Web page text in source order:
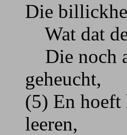
Die
Wat dat
Die noch
geheucht,
(5) En hoeft
leeren,